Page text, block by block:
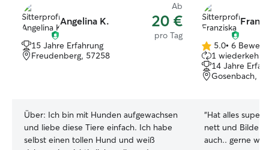
Angelina K.
Ab
20 €
pro Tag
15 Jahre Erfahrung
Freudenberg, 57258
Über: Ich bin mit Hunden aufgewachsen
und liebe diese Tiere einfach. Ich habe
selbst einen tollen Hund und weiß
5.0
von
5
Sternen
5.0• 6
1
14 Jahre
Gosenbach,
“Hat alles super
nett und Bilder
auch.. gerne